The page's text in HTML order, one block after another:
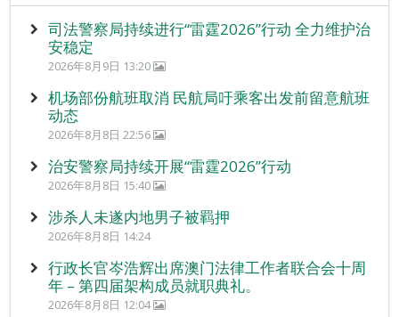
司法警察局持续进行“雷霆2026”行动 全力维护治
安稳定
2026年8月9日 13:20
机场部份航班取消 民航局吁乘客出发前留意航班
动态
2026年8月8日 22:56
治安警察局持续开展“雷霆2026”行动
2026年8月8日 15:40
涉杀人未遂内地男子被羁押
2026年8月8日 14:24
行政长官岑浩辉出席澳门法律工作者联合会十周
年 – 第四届架构成员就职典礼。
2026年8月8日 12:04